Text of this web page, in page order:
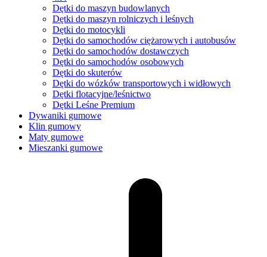
Dętki do maszyn budowlanych
Dętki do maszyn rolniczych i leśnych
Dętki do motocykli
Dętki do samochodów ciężarowych i autobusów
Dętki do samochodów dostawczych
Dętki do samochodów osobowych
Dętki do skuterów
Dętki do wózków transportowych i widłowych
Dętki flotacyjne/leśnictwo
Dętki Leśne Premium
Dywaniki gumowe
Klin gumowy
Maty gumowe
Mieszanki gumowe